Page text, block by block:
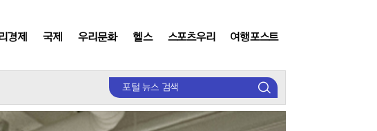
검
색
경제 국제 우리문화 헬스 스포츠우리 여행포스트